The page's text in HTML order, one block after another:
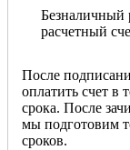
Безналичный
расчетный
После
оплатить счет в
срока. После
мы подготовим
сроков.